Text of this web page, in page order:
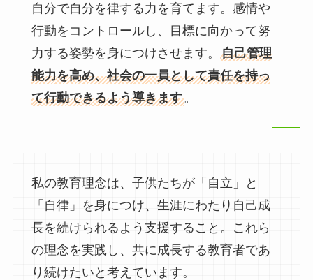
自分で自分を律する力を育てます。感情や
行動をコントロールし、目標に向かって努
力する姿勢を身につけさせます。 自己管理
能力を高め、社会の一員として責任を持っ
て行動できるよう導きます。
私の教育理念は、子供たちが「自立」と
「自律」を身につけ、生涯にわたり自己成
長を続けられるよう支援すること。これら
の理念を実践し、共に成長する教育者であ
り続けたいと考えています。